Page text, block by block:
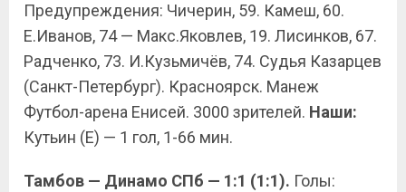
Предупреждения: Чичерин, 59. Камеш, 60.
Е.Иванов, 74 — Макс.Яковлев, 19. Лисинков, 67.
Радченко, 73. И.Кузьмичёв, 74. Судья Казарцев
(Санкт-Петербург). Красноярск. Манеж
Футбол-арена Енисей. 3000 зрителей. Наши:
Кутьин (Е) — 1 гол, 1-66 мин.
Тамбов — Динамо СПб — 1:1 (1:1). Голы: